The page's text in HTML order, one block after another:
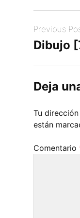
Previous
Dibujo
Deja
Tu
están
Comentario